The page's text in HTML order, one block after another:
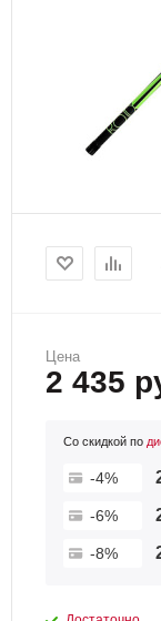
Цена
2 435
Со скидкой по
-4%
-6%
-8%